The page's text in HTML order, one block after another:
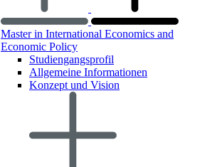
Master in International Economics and
Economic Policy
Studiengangsprofil
Allgemeine Informationen
Konzept und Vision